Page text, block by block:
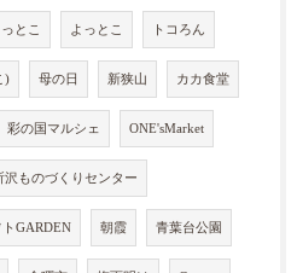
っとこ よっとこ トコろん
) 母の日 新狭山 カカ食堂
彩の国マルシェ ONE'sMarket
沢ものづくりセンター
トGARDEN 朝霞 青葉台公園